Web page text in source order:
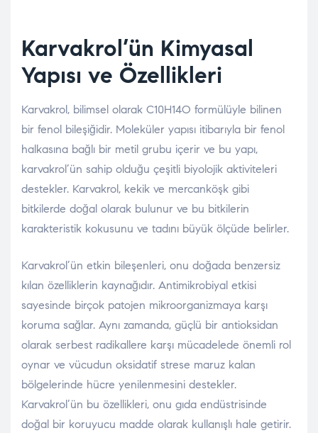
Karvakrol’ün Kimyasal
Yapısı ve Özellikleri
Karvakrol, bilimsel olarak C10H14O formülüyle bilinen
bir fenol bileşiğidir. Moleküler yapısı itibarıyla bir fenol
halkasına bağlı bir metil grubu içerir ve bu yapı,
karvakrol’ün sahip olduğu çeşitli biyolojik aktiviteleri
destekler. Karvakrol, kekik ve mercanköşk gibi
bitkilerde doğal olarak bulunur ve bu bitkilerin
karakteristik kokusunu ve tadını büyük ölçüde belirler.
Karvakrol’ün etkin bileşenleri, onu doğada benzersiz
kılan özelliklerin kaynağıdır. Antimikrobiyal etkisi
sayesinde birçok patojen mikroorganizmaya karşı
koruma sağlar. Aynı zamanda, güçlü bir antioksidan
olarak serbest radikallere karşı mücadelede önemli rol
oynar ve vücudun oksidatif strese maruz kalan
bölgelerinde hücre yenilenmesini destekler.
Karvakrol’ün bu özellikleri, onu gıda endüstrisinde
doğal bir koruyucu madde olarak kullanışlı hale getirir.